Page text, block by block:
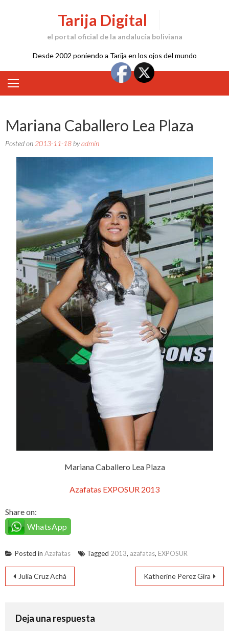
Tarija Digital
el portal oficial de la andalucía boliviana
Desde 2002 poniendo a Tarija en los ojos del mundo
Mariana Caballero Lea Plaza
Posted on 2013-11-18 byadmin
Mariana Caballero Lea Plaza
Azafatas EXPOSUR 2013
Share on:
WhatsApp
Posted in Azafatas Tagged 2013, azafatas, EXPOSUR
Navegación
entradas
Julia Cruz Achá Katherine Perez Gira
Deja una respuesta